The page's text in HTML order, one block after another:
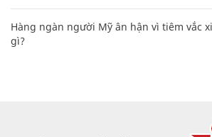
Hàng ngàn người Mỹ ân hận vì tiêm vắc
gì?